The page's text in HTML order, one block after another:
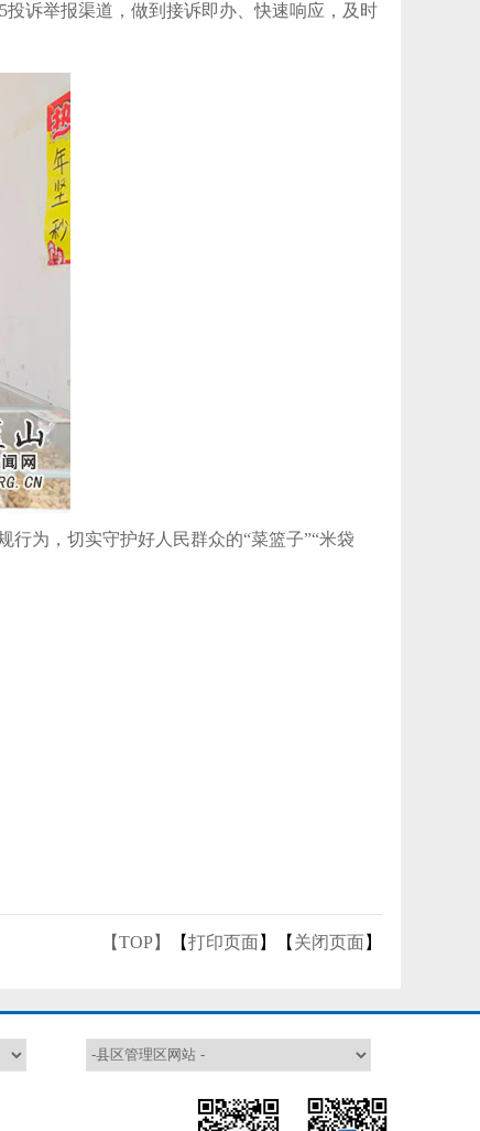
投诉举报渠道，做到接诉即办、快速响应，及时
为，切实守护好人民群众的“菜篮子”“米袋
【TOP】 【打印页面】【 关闭页面】